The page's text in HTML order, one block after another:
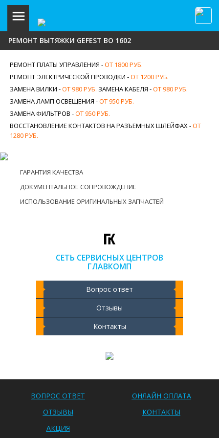
СЕТЬ СЕРВИСНЫХ ЦЕНТРОВ
ГЛАВКОМП
Вопрос ответ
Отзывы
Контакты
РЕМОНТ ВЫТЯЖКИ GEFEST ВО 1602
РЕМОНТ ПЛАТЫ УПРАВЛЕНИЯ -ОТ 1800 РУБ.
РЕМОНТ ЭЛЕКТРИЧЕСКОЙ ПРОВОДКИ -ОТ 1200 РУБ.
ЗАМЕНА ВИЛКИ -ОТ 980 РУБ. ЗАМЕНА КАБЕЛЯ -ОТ 980 РУБ.
ЗАМЕНА ЛАМП ОСВЕЩЕНИЯ -ОТ 950 РУБ.
ЗАМЕНА ФИЛЬТРОВ -ОТ 950 РУБ.
ВОССТАНОВЛЕНИЕ КОНТАКТОВ НА РАЗЪЕМНЫХ ШЛЕЙФАХ -ОТ
1280 РУБ.
ГАРАНТИЯ КАЧЕСТВА
ДОКУМЕНТАЛЬНОЕ СОПРОВОЖДЕНИЕ
ИСПОЛЬЗОВАНИЕ ОРИГИНАЛЬНЫХ ЗАПЧАСТЕЙ
ВОПРОС ОТВЕТ
ОНЛАЙН ОПЛАТА
ОТЗЫВЫ
КОНТАКТЫ
АКЦИЯ